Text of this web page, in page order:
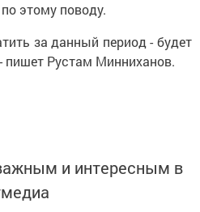
этому поводу.
за данный период - будет
пишет Рустам Минниханов.
и интересным в